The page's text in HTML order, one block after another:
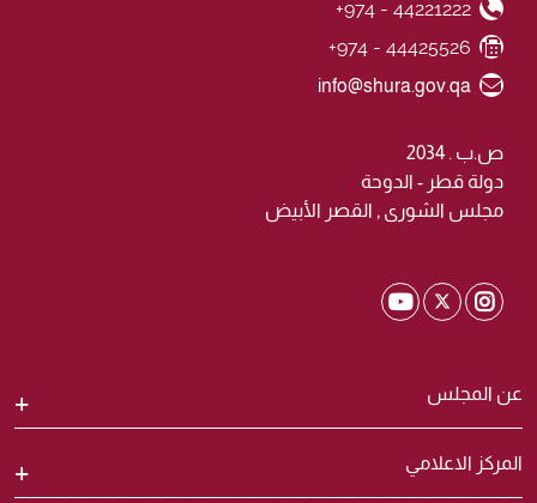
عن المجلس
المركز الاعلامي
Phone Number
+974 - 44221222
Fax Number
+974 - 44425526
Email ID
info@shura.gov.qa
ص.ب . 2034
دولة قطر - الدوحة
مجلس الشورى , القصر الأبيض
Shura Instagram
Shura Twitter
Shura Youtube